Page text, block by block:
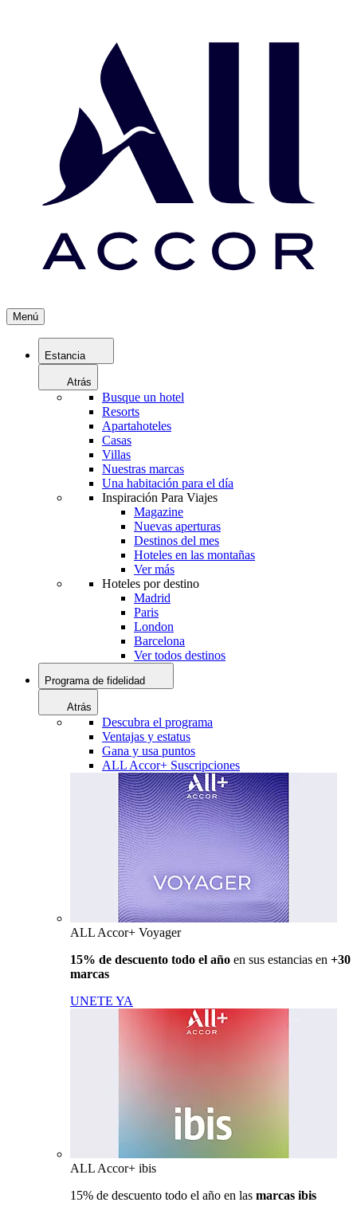
Menú
Estancia
Atrás
Busque un hotel
Resorts
Apartahoteles
Casas
Villas
Nuestras marcas
Una habitación para el día
Inspiración Para Viajes
Magazine
Nuevas aperturas
Destinos del mes
Hoteles en las montañas
Ver más
Hoteles por destino
Madrid
Paris
London
Barcelona
Ver todos destinos
Programa de fidelidad
Atrás
Descubra el programa
Ventajas y estatus
Gana y usa puntos
ALL Accor+ Suscripciones
ALL Accor+ Voyager
15% de descuento todo el año en sus estancias en +30
marcas
UNETE YA
ALL Accor+ ibis
15% de descuento todo el año en las marcas ibis